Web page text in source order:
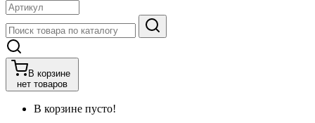
В корзине
нет товаров
В корзине пусто!